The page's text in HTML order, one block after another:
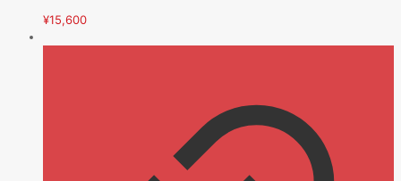
¥15,600